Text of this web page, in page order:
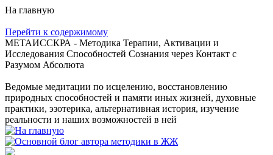
На главную
Перейти к содержимому
МЕТАИССКРА - Методика Терапии, Активации и
Исследования Способностей Сознания через Контакт с
Разумом Абсолюта
Ведомые медитации по исцелению, восстановлению
природных способностей и памяти иных жизней, духовные
практики, эзотерика, альтернативная история, изучение
реальности и наших возможностей в ней